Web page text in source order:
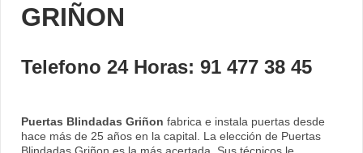
GRIÑON
Telefono 24 Horas: 91 477 38 45
Puertas Blindadas Griñon fabrica e instala puertas desde
hace más de 25 años en la capital. La elección de Puertas